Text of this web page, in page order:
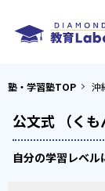
塾・学習塾TOP 沖
公文式 （く
自分の学習レベ